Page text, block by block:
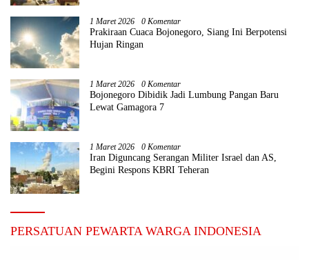
1 Maret 2026 0 Komentar
Prakiraan Cuaca Bojonegoro, Siang Ini Berpotensi
Hujan Ringan
1 Maret 2026 0 Komentar
Bojonegoro Dibidik Jadi Lumbung Pangan Baru
Lewat Gamagora 7
1 Maret 2026 0 Komentar
Iran Diguncang Serangan Militer Israel dan AS,
Begini Respons KBRI Teheran
PERSATUAN PEWARTA WARGA INDONESIA